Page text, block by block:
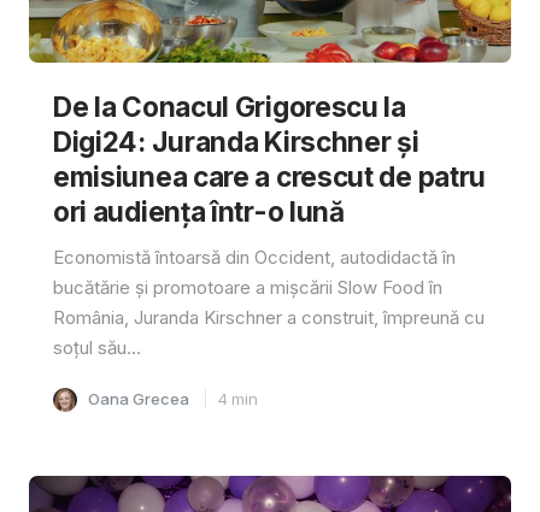
De la Conacul Grigorescu la
Digi24: Juranda Kirschner și
emisiunea care a crescut de patru
ori audiența într-o lună
Economistă întoarsă din Occident, autodidactă în
bucătărie și promotoare a mișcării Slow Food în
România, Juranda Kirschner a construit, împreună cu
soțul său...
Oana Grecea 4 min